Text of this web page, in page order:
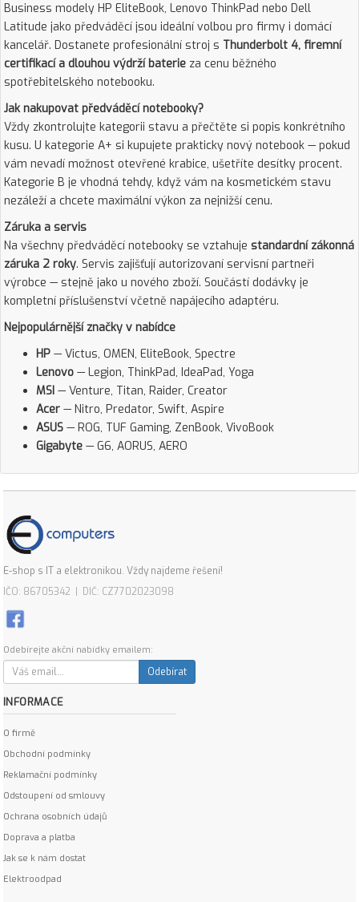
Business modely HP EliteBook, Lenovo ThinkPad nebo Dell
Latitude jako předváděcí jsou ideální volbou pro firmy i domácí
kancelář. Dostanete profesionální stroj s Thunderbolt 4, firemní
certifikací a dlouhou výdrží baterie za cenu běžného
spotřebitelského notebooku.
Jak nakupovat předváděcí notebooky?
Vždy zkontrolujte kategorii stavu a přečtěte si popis konkrétního
kusu. U kategorie A+ si kupujete prakticky nový notebook — pokud
vám nevadí možnost otevřené krabice, ušetříte desítky procent.
Kategorie B je vhodná tehdy, když vám na kosmetickém stavu
nezáleží a chcete maximální výkon za nejnižší cenu.
Záruka a servis
Na všechny předváděcí notebooky se vztahuje standardní zákonná
záruka 2 roky. Servis zajišťují autorizovaní servisní partneři
výrobce — stejně jako u nového zboží. Součástí dodávky je
kompletní příslušenství včetně napájecího adaptéru.
Nejpopulárnější značky v nabídce
HP — Victus, OMEN, EliteBook, Spectre
Lenovo — Legion, ThinkPad, IdeaPad, Yoga
MSI — Venture, Titan, Raider, Creator
Acer — Nitro, Predator, Swift, Aspire
ASUS — ROG, TUF Gaming, ZenBook, VivoBook
Gigabyte — G6, AORUS, AERO
E-shop s IT a elektronikou. Vždy najdeme řešení!
IČO: 86705342 | DIČ: CZ7702023098
Odebírejte akční nabídky emailem:
Odebírat
INFORMACE
O firmě
Obchodní podmínky
Reklamační podmínky
Odstoupení od smlouvy
Ochrana osobních údajů
Doprava a platba
Jak se k nám dostat
Elektroodpad